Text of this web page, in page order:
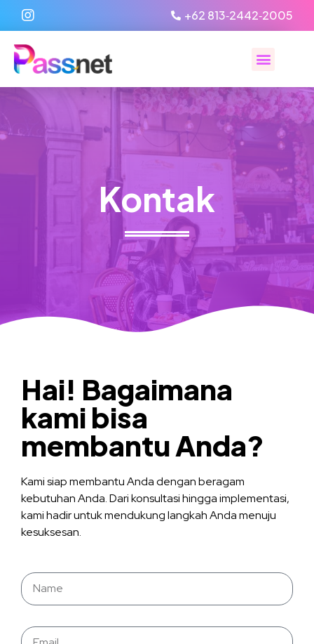
‪+62 813‑2442‑2005‬
Kontak
Hai! Bagaimana
kami bisa
membantu Anda?
Kami siap membantu Anda dengan beragam
kebutuhan Anda. Dari konsultasi hingga implementasi,
kami hadir untuk mendukung langkah Anda menuju
kesuksesan.